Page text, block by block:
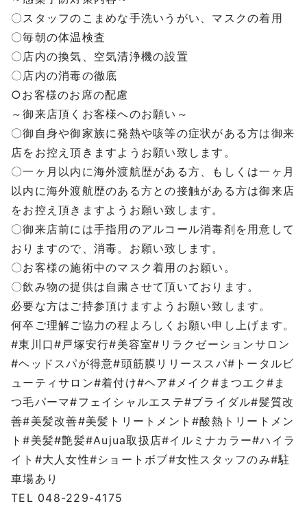
〇スタッフのこまめな手洗いうがい、マスクの着用
〇毎朝の体温検査
〇店内の換気、空気清浄機の設置
〇店内の消毒の徹底
○お客様のお席の配慮
～御来店頂くお客様へのお願い～
〇御自身や御家族に発熱や咳等の症状がある方は御来
店をお控え頂きますようお願い致します。
〇一ヶ月以内に海外渡航歴がある方、もしくは一ヶ月
以内に海外渡航歴のある方との接触がある方は御来店
をお控え頂きますようお願い致します。
〇御来店前には手指用のアルコール消毒剤を用意して
おりますので、消毒。お願い致します。
〇お客様の施術中のマスク着用のお願い。
〇飲み物の提供は自粛させて頂いております。
必要な方はご持参頂けますようお願い致します。
何卒ご理解ご協力の程よろしくお願い申し上げます。
#東川口#戸塚安行#美容室#リラクゼーションサロン
#ヘッドスパが得意#頭筋膜リリーススパ#トータルビ
ューティサロン#着付け#ヘア#メイク#まつエク#ま
つ毛パーマ#フェイシャルエステ#ブライダル#髪質改
善#美髪改善#美髪トリートメント#酸熱トリートメン
ト#美髪#艶髪#Aujua取扱店#イルミナカラー#ハイラ
イト#大人女性#ショートボブ#女性スタッフのみ#駐
車場あり
TEL 048-229-4175